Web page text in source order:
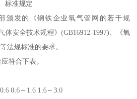
标准规定
颁发的《钢铁企业氧气管网的若干规
体安全技术规程》(GB16912-1997)、《氧
法规标准的要求。
符合下表。
0.6～1.6 1.6～3.0